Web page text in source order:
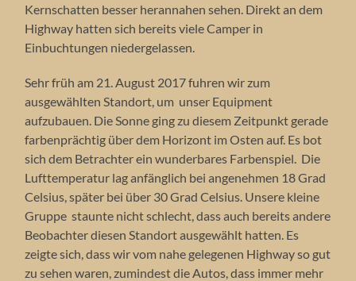
Kernschatten besser herannahen sehen. Direkt an dem
Highway hatten sich bereits viele Camper in
Einbuchtungen niedergelassen.
Sehr früh am 21. August 2017 fuhren wir zum
ausgewählten Standort, um unser Equipment
aufzubauen. Die Sonne ging zu diesem Zeitpunkt gerade
farbenprächtig über dem Horizont im Osten auf. Es bot
sich dem Betrachter ein wunderbares Farbenspiel. Die
Lufttemperatur lag anfänglich bei angenehmen 18 Grad
Celsius, später bei über 30 Grad Celsius. Unsere kleine
Gruppe staunte nicht schlecht, dass auch bereits andere
Beobachter diesen Standort ausgewählt hatten. Es
zeigte sich, dass wir vom nahe gelegenen Highway so gut
zu sehen waren, zumindest die Autos, dass immer mehr